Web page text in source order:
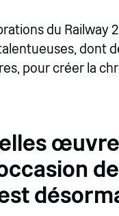
du Railway
dont
pour créer la